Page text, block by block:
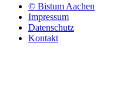
© Bistum Aachen
Impressum
Datenschutz
Kontakt